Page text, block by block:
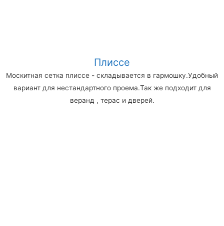
Плиссе
Москитная сетка плиссе - складывается в гармошку.Удобный
вариант для нестандартного проема.Так же подходит для
веранд , терас и дверей.